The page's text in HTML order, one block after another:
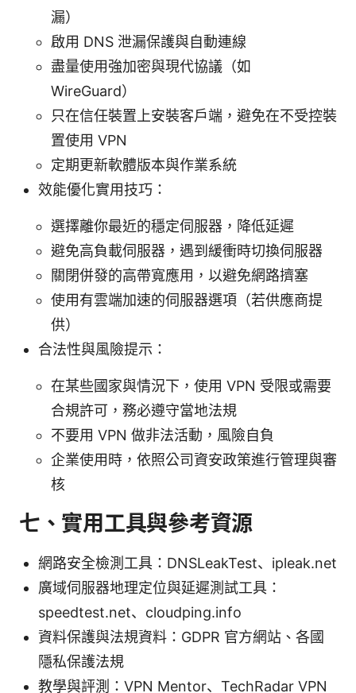
漏）
啟用 DNS 泄漏保護與自動連線
盡量使用強加密與現代協議（如
WireGuard）
只在信任裝置上安裝客戶端，避免在不受控裝
置使用 VPN
定期更新軟體版本與作業系統
效能優化實用技巧：
選擇離你最近的穩定伺服器，降低延遲
避免高負載伺服器，遇到緩衝時切換伺服器
關閉併發的高帶寬應用，以避免網路擠塞
使用有雲端加速的伺服器選項（若供應商提
供）
合法性與風險提示：
在某些國家與情況下，使用 VPN 受限或需要
合規許可，務必遵守當地法規
不要用 VPN 做非法活動，風險自負
企業使用時，依照公司資安政策進行管理與審
核
七、實用工具與參考資源
網路安全檢測工具：DNSLeakTest、ipleak.net
廣域伺服器地理定位與延遲測試工具：
speedtest.net、cloudping.info
資料保護與法規資料：GDPR 官方網站、各國
隱私保護法規
教學與評測：VPN Mentor、TechRadar VPN